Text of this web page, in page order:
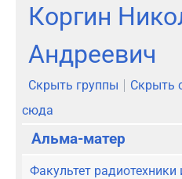
Коргин
Андреевич
Скрыть группы
Скрыть
сюда
Альма-матер
Факультет радиотехники